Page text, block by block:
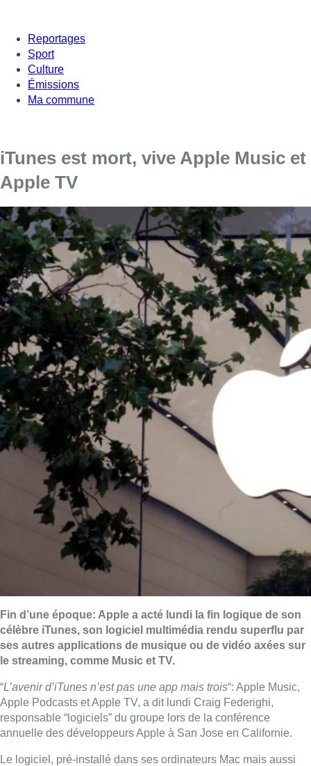
Reportages
Sport
Culture
Émissions
Ma commune
iTunes est mort, vive Apple Music et
Apple TV
Fin d’une époque: Apple a acté lundi la fin logique de son
célèbre iTunes, son logiciel multimédia rendu superflu par
ses autres applications de musique ou de vidéo axées sur
le streaming, comme Music et TV.
“L’avenir d’iTunes n’est pas une app mais trois“: Apple Music,
Apple Podcasts et Apple TV, a dit lundi Craig Federighi,
responsable “logiciels” du groupe lors de la conférence
annuelle des développeurs Apple à San Jose en Californie.
Le logiciel, pré-installé dans ses ordinateurs Mac mais aussi